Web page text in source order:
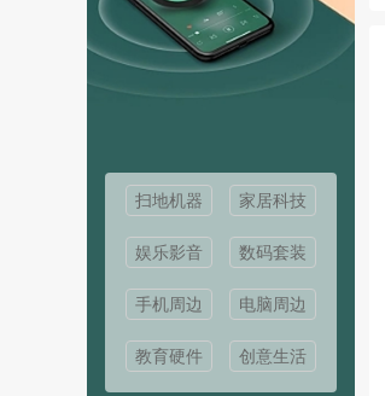
扫地机器 家居科技
娱乐影音 数码套装
手机周边 电脑周边
教育硬件 创意生活